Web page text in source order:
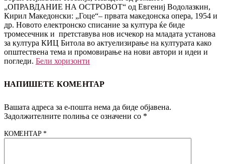
„ОПРАВДАНИЕ НА ОСТРОВОТ“ од Евгениј Водолазкин,
Кирил Македонски: „Гоце“– првата македонска опера, 1954 и
др. Новото електронско списание за култура ќе биде
тромесечник и претставува нов исчекор на младата установа
за култура КИЦ Битола во актуелизирање на културата како
општествена тема и промовирање на нови автори и идеи и
погледи. Бели хоризонти
НАПИШЕТЕ КОМЕНТАР
Вашата адреса за е-пошта нема да биде објавена.
Задолжителните полиња се означени со *
КОМЕНТАР*